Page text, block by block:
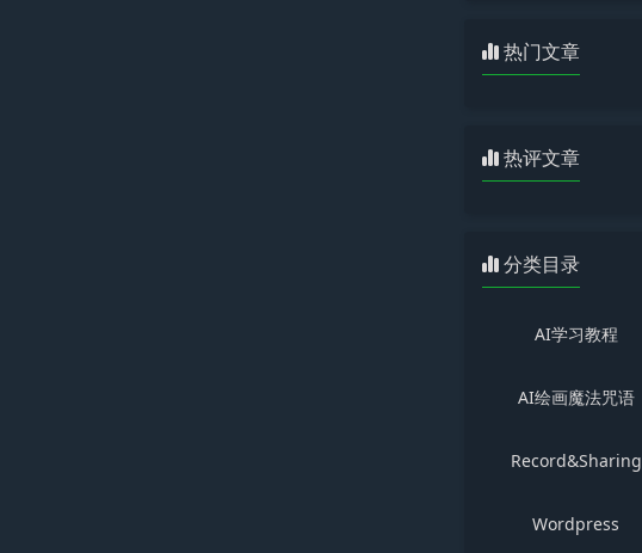
热门文章
热评文章
分类目录
AI学习教程
AI绘画魔法咒语
Record&Sharing
Wordpress